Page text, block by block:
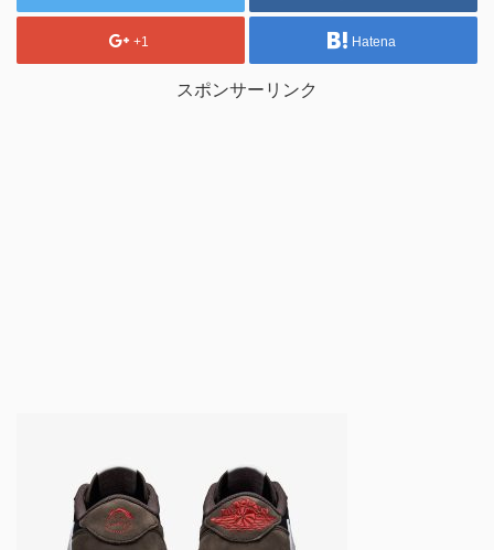
+1 Hatena
スポンサーリンク